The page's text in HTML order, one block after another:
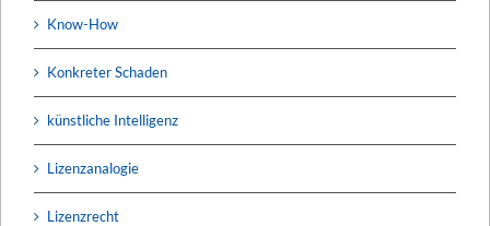
Know-How
Konkreter Schaden
künstliche Intelligenz
Lizenzanalogie
Lizenzrecht